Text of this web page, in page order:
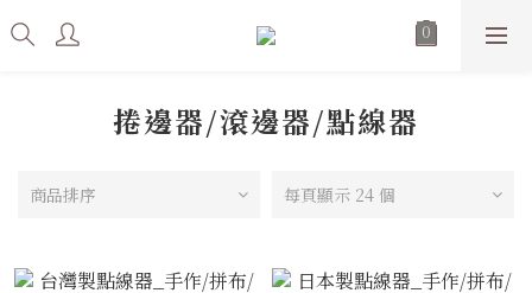
捲邊器/滾邊器/點線器
商品排序 每頁顯示 24 個